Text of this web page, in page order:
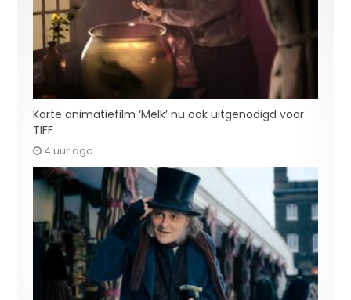
Korte animatiefilm ‘Melk’ nu ook uitgenodigd voor
TIFF
4 uur ago